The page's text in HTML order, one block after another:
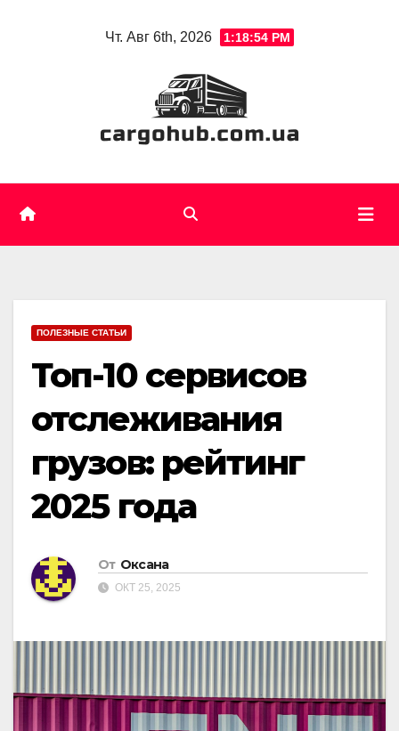
Чт. Авг 6th, 2026 1:18:55 PM
ПОЛЕЗНЫЕ СТАТЬИ
Топ-10 сервисов
отслеживания
грузов: рейтинг
2025 года
От Оксана
ОКТ 25, 2025